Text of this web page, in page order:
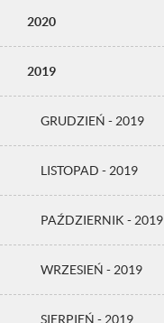
2020
2019
GRUDZIEŃ - 2019
LISTOPAD - 2019
PAŹDZIERNIK - 2019
WRZESIEŃ - 2019
SIERPIEŃ - 2019